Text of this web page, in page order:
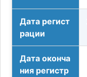
Дата регист
рации
Дата оконча
ния регистр